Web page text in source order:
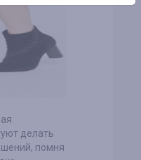
делать
помня